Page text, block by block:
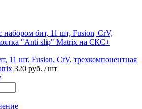
11 шт, Fusion, CrV, трехкомпонентная
320 руб. / шт